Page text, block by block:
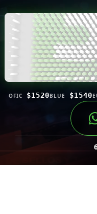
OFIC $1520BLUE $1540